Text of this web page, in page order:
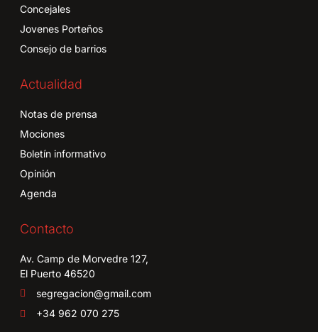
Concejales
Jovenes Porteños
Consejo de barrios
Actualidad
Notas de prensa
Mociones
Boletín informativo
Opinión
Agenda
Contacto
Av. Camp de Morvedre 127,
El Puerto 46520
segregacion@gmail.com
+34 962 070 275